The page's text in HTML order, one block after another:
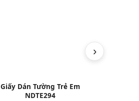
Giấy Dán Tường Trẻ Em
NDTE294
›